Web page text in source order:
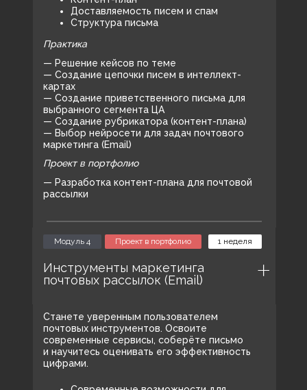
Доставляемость писем и спам
Структура письма
Практика
— Решение кейсов по теме
— Создание цепочки писем в интеллект-
картах
— Создание приветственного письма для
выбранного сегмента ЦА
— Создание рубрикатора (контент-плана)
— Выбор нейросети для задач почтового
маркетинга (Email)
Проект в портфолио
— Разработка контент-плана для почтовой
рассылки
Инструменты маркетинга
почтовых рассылок (Email)
Модуль 4 Проект в портфолио 1 неделя
Станете уверенным пользователем
почтовых инструментов. Освоите
современные сервисы, соберёте письмо
и научитесь оценивать его эффективность
цифрами.